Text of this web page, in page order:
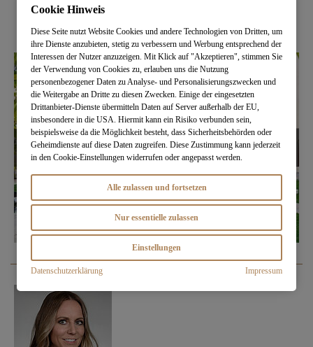
Cookie Hinweis
Diese Seite nutzt Website Cookies und andere Technologien von Dritten, um
ihre Dienste anzubieten, stetig zu verbessern und Werbung entsprechend der
Interessen der Nutzer anzuzeigen. Mit Klick auf "Akzeptieren", stimmen Sie
der Verwendung von Cookies zu, erlauben uns die Nutzung
personenbezogener Daten zu Analyse- und Personalisierungszwecken und
die Weitergabe an Dritte zu diesen Zwecken. Einige der eingesetzten
Drittanbieter-Dienste übermitteln Daten auf Server außerhalb der EU,
insbesondere in die USA. Hiermit kann ein Risiko verbunden sein,
beispielsweise da die Möglichkeit besteht, dass Sicherheitsbehörden oder
Geheimdienste auf diese Daten zugreifen. Diese Zustimmung kann jederzeit
in den Cookie-Einstellungen widerrufen oder angepasst werden.
Alle zulassen und fortsetzen
Nur essentielle zulassen
Einstellungen
Datenschutzerklärung Impressum